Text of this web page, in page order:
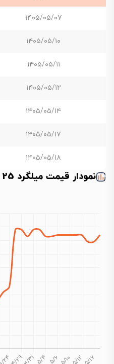
۱۴۰۵/۰۵/۰۷
۱۴۰۵/۰۵/۱۰
۱۴۰۵/۰۵/۱۱
۱۴۰۵/۰۵/۱۲
۱۴۰۵/۰۵/۱۴
۱۴۰۵/۰۵/۱۷
۱۴۰۵/۰۵/۱۸
نمودار قیمت میلگرد 25 سیرجان